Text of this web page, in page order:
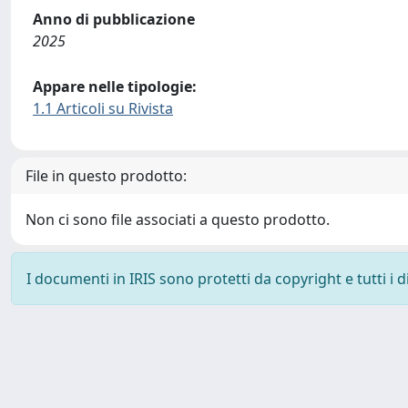
Anno di pubblicazione
2025
Appare nelle tipologie:
1.1 Articoli su Rivista
File in questo prodotto:
Non ci sono file associati a questo prodotto.
I documenti in IRIS sono protetti da copyright e tutti i